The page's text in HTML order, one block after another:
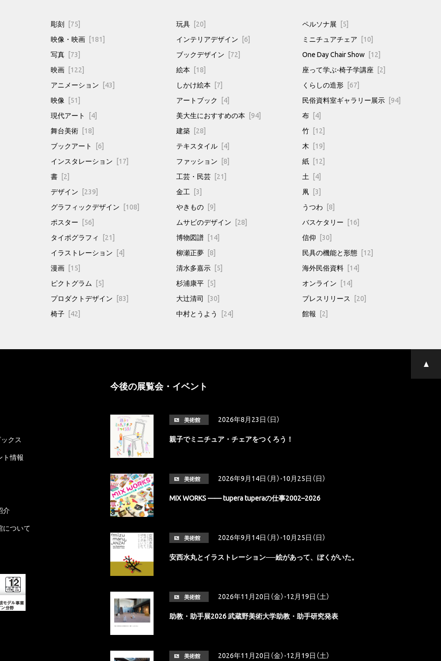
彫刻 [75]
映像・映画 [181]
写真 [73]
映画 [122]
アニメーション [43]
映像 [51]
現代アート [4]
舞台美術 [18]
ブックアート [6]
インスタレーション [17]
書 [2]
デザイン [239]
グラフィックデザイン [108]
ポスター [56]
タイポグラフィ [21]
イラストレーション [4]
漫画 [15]
ピクトグラム [5]
プロダクトデザイン [83]
椅子 [42]
玩具 [20]
インテリアデザイン [6]
ブックデザイン [72]
絵本 [18]
しかけ絵本 [7]
アートブック [4]
美大生におすすめの本 [94]
建築 [28]
テキスタイル [4]
ファッション [8]
工芸・民芸 [21]
金工 [3]
やきもの [9]
ムサビのデザイン [28]
博物図譜 [14]
柳瀬正夢 [8]
清水多嘉示 [5]
杉浦康平 [5]
大辻清司 [30]
中村とうよう [24]
ペルソナ展 [5]
ミニチュアチェア [10]
One Day Chair Show [12]
座って学ぶ-椅子学講座 [2]
くらしの造形 [67]
民俗資料室ギャラリー展示 [94]
布 [4]
竹 [12]
木 [19]
紙 [12]
土 [4]
凧 [3]
うつわ [8]
バスケタリー [16]
信仰 [30]
民具の機能と形態 [12]
海外民俗資料 [14]
オンライン [14]
プレスリリース [20]
館報 [2]
ペ
ジ
クス
ト情報
介
について
今後の展覧会・イベント
美術館
2026年8月23日（日）
親子でミニチュア・チェアをつくろう！
美術館
2026年9月14日（月）-10月25日（日）
MIX WORKS —— tupera tuperaの仕事2002–2026
美術館
2026年9月14日（月）-10月25日（日）
安西水丸とイラストレーション──絵があって、ぼくがいた。
美術館
2026年11月20日（金）-12月19日（土）
助教・助手展2026 武蔵野美術大学助教・助手研究発表
美術館 2026年11月20日（金）-12月19日（土）